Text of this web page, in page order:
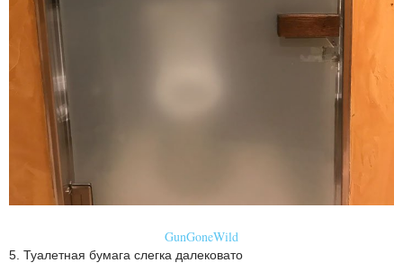
GunGoneWild
5. Туалетная бумага слегка далековато